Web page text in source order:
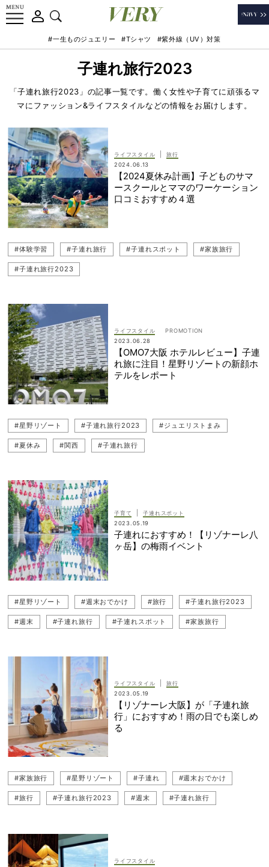
#一生ものジュエリー #Tシャツ #紫外線（UV）対策
子連れ旅行2023
「子連れ旅行2023」の記事一覧です。働く女性や子育てに頑張るマ
マにファッション&ライフスタイルなどの情報をお届けします。
ライフスタイル
旅行
2024.06.13
【2024夏休み計画】子どものサマ
ースクールとママのワーケーション
口コミおすすめ４選
#体験学習 #子連れ旅行 #子連れスポット #家族旅行
#子連れ旅行2023
ライフスタイル
2023.06.28
【OMO7大阪 ホテルレビュー】子連
れ旅に注目！星野リゾートの新顔ホ
テルをレポート
#星野リゾート #子連れ旅行2023 #ジュエリストまみ
#夏休み #関西 #子連れ旅行
子育て
子連れスポット
2023.05.19
子連れにおすすめ！【リゾナーレ八
ヶ岳】の梅雨イベント
#星野リゾート #週末おでかけ #旅行 #子連れ旅行2023
#週末 #子連れ旅行 #子連れスポット #家族旅行
ライフスタイル
旅行
2023.05.19
【リゾナーレ大阪】が「子連れ旅
行」におすすめ！雨の日でも楽しめ
る
#家族旅行 #星野リゾート #子連れ #週末おでかけ
#旅行 #子連れ旅行2023 #週末 #子連れ旅行
ライフスタイル